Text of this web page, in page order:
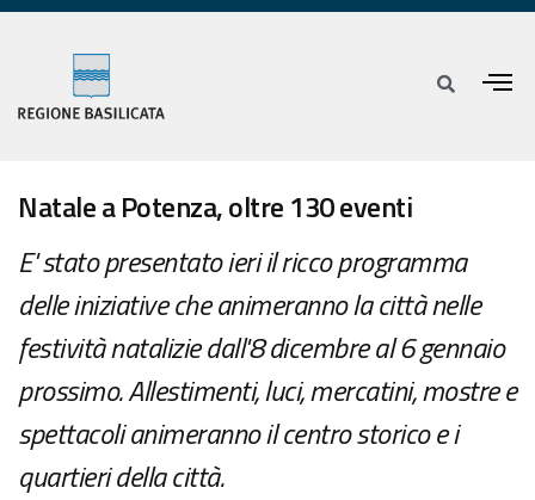
Natale a Potenza, oltre 130 eventi
E' stato presentato ieri il ricco programma
delle iniziative che animeranno la città nelle
festività natalizie dall'8 dicembre al 6 gennaio
prossimo. Allestimenti, luci, mercatini, mostre e
spettacoli animeranno il centro storico e i
quartieri della città.